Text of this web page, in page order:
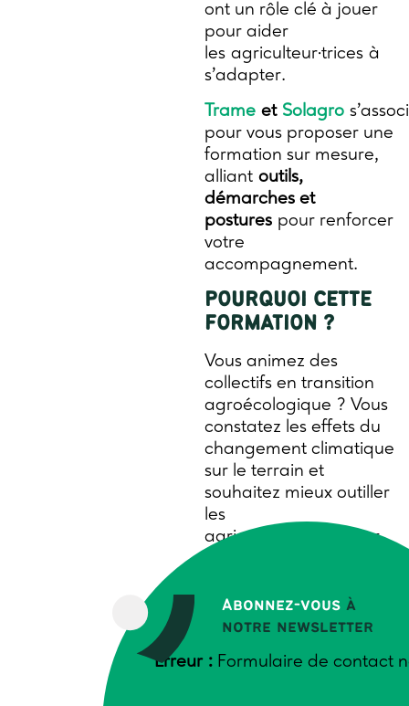
Abonnez-vous à
notre newsletter
Erreur : Formulaire de contact
ont un rôle clé à jouer
pour aider
les agriculteur·trices à
s’adapter.
Trame et Solagro
pour vous proposer une
formation sur mesure,
alliant outils,
démarches et
postures pour renforcer
votre
accompagnement.
POURQUOI CETTE
FORMATION ?
Vous animez des
collectifs en transition
agroécologique ? Vous
constatez les effets du
changement climatique
sur le terrain et
souhaitez mieux outiller
les
agriculteur·trices pour
adaptés à leur
contexte ?
Cette formation est